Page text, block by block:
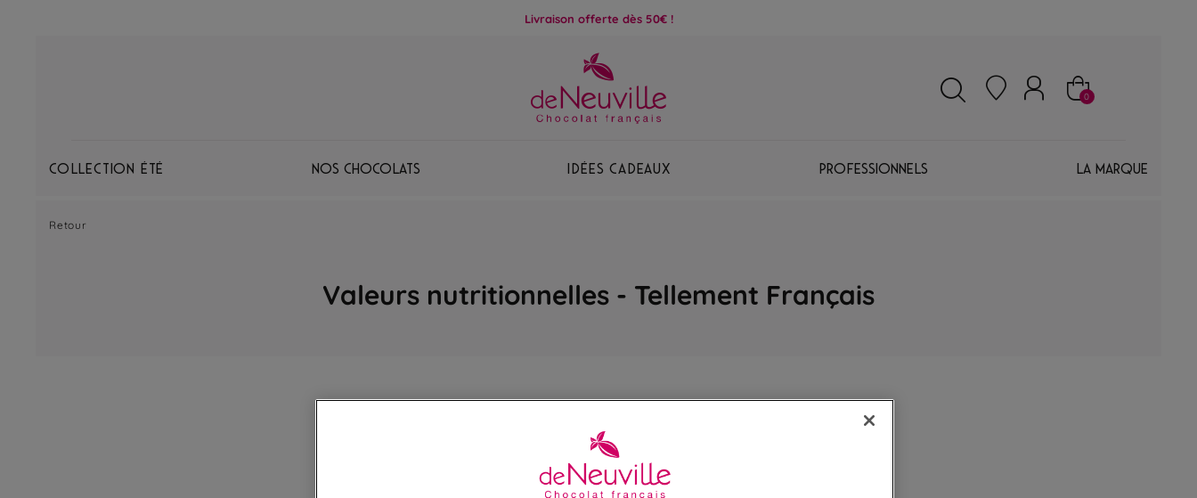
Livraison offerte dès 50€ !
0
Collection Été Nos chocolats Idées Cadeaux Professionnels La marque
Retour
Valeurs nutritionnelles - Tellement Français